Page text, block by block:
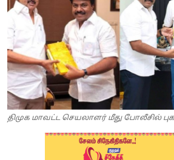
திமுக மாவட்ட செயலாளர் மீது போலீசில்